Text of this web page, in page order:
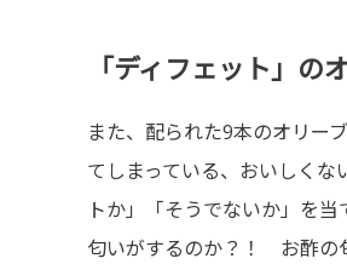
「ディフェット」の
また、配られた9本のオリー
てしまっている、おいしく
トか」「そうでないか」を
匂いがするのか？！ お酢